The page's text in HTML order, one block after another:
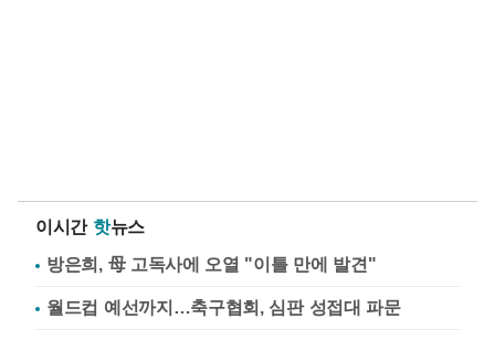
이시간 핫뉴스
방은희, 母 고독사에 오열 "이틀 만에 발견"
월드컵 예선까지…축구협회, 심판 성접대 파문